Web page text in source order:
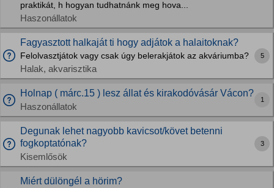
praktikát, h hogyan tudhatnánk meg hova...
Haszonállatok
Fagyasztott halkaját ti hogy adjátok a halaitoknak?
Felolvasztjátok vagy csak úgy belerakjátok az akváriumba?
Halak, akvarisztika
5
Holnap ( márc.15 ) lesz állat és kirakodóvásár Vácon?
Haszonállatok
1
Degunak lehet nagyobb kavicsot/követ betenni
fogkoptatónak?
Kisemlősök
3
Miért dülöngél a hörim?